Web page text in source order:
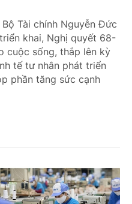
Tài chính Nguyễn Đức
khai, Nghị quyết 68-
cuộc sống, thắp lên kỳ
tế tư nhân phát triển
phần tăng sức cạnh